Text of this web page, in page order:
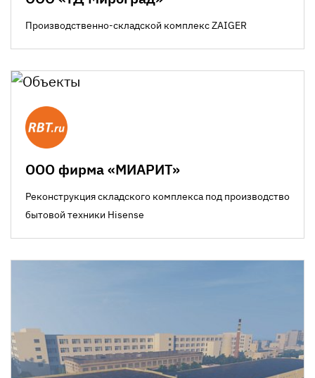
Производственно-складской комплекс ZAIGER
ООО фирма «МИАРИТ»
Реконструкция складского комплекса под производство
бытовой техники Hisense